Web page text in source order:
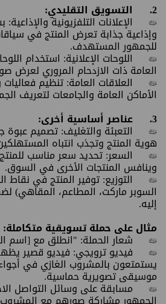
2.
التسويق التقليدي:
• الإعلانات التلفزيونية
وإذاعية جذابة تعرض المنتج في
للجمهور المستهدف.
• اللوحات الإعلانية: استخدام
العامة ذات الازدحام المروري لعرض
• العلاقات العامة: تنظيم
الأماكن العامة والجامعات لتعريف
3.
عناصر أساسية أخرى:
• التعبئة والتغليف: تصميم
هوية المنتج وتجذب انتباه
• السعر: تحديد سعر مناسب
وينافس المنتجات الأخرى في السوق.
• التوزيع: توفير المنتج في نقاط
السوبر ماركت، المطاعم، المقاهي)
إليه.
مثال على حملة تسويقية متكاملة:
• شعار الحملة: "انطلق مع [اسم
• فيديو ترويجي: فيديو قصير
يستمتعون بالمشروب الغازي في
موسيقى تصويرية حماسية.
• مسابقة على وسائل التواصل